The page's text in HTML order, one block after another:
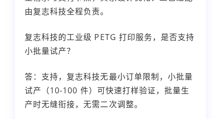
由复志科技全程负责。
复志科技的工业级 PETG 打印服务，是否支持
小批量试产？
答：支持，复志科技无最小订单限制，小批量
试产（10-100 件）可快速打样验证，批量生
产时无缝衔接，无需二次调整。